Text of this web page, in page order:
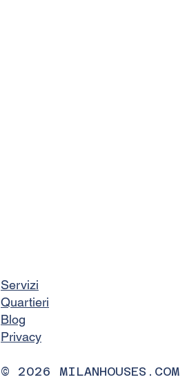
Servizi
Quartieri
Blog
Privacy
© 2026 MILANHOUSES.COM